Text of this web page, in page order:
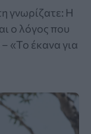
γνωρίζατε: Η
ο λόγος που
«Το έκανα για